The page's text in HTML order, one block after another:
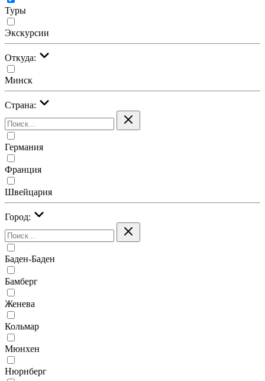
Туры
Экскурсии
Откуда:
Минск
Страна:
Германия
Франция
Швейцария
Город:
Баден-Баден
Бамберг
Женева
Кольмар
Мюнхен
Нюрнберг